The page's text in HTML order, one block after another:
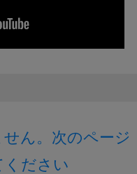
ん。次のページ
ください